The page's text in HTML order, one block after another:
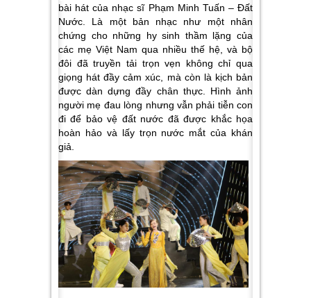
bài hát của nhạc sĩ Phạm Minh Tuấn – Đất
Nước. Là một bản nhạc như một nhân
chứng cho những hy sinh thầm lặng của
các mẹ Việt Nam qua nhiều thế hệ, và bộ
đôi đã truyền tải trọn vẹn không chỉ qua
giọng hát đầy cảm xúc, mà còn là kịch bản
được dàn dựng đầy chân thực. Hình ảnh
người mẹ đau lòng nhưng vẫn phải tiễn con
đi để bảo vệ đất nước đã được khắc họa
hoàn hảo và lấy trọn nước mắt của khán
giả.